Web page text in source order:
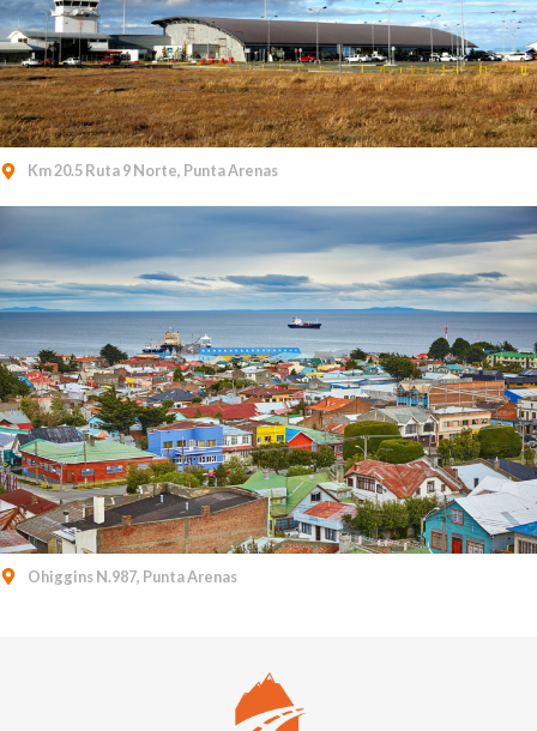
Km 20.5 Ruta 9 Norte, Punta Arenas
Ohiggins N.987, Punta Arenas